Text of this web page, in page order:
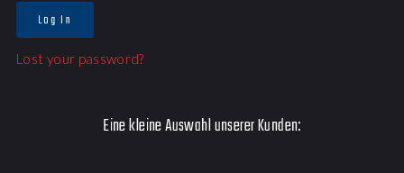
Log In
Lost your password?
Eine kleine Auswahl unserer Kunden: